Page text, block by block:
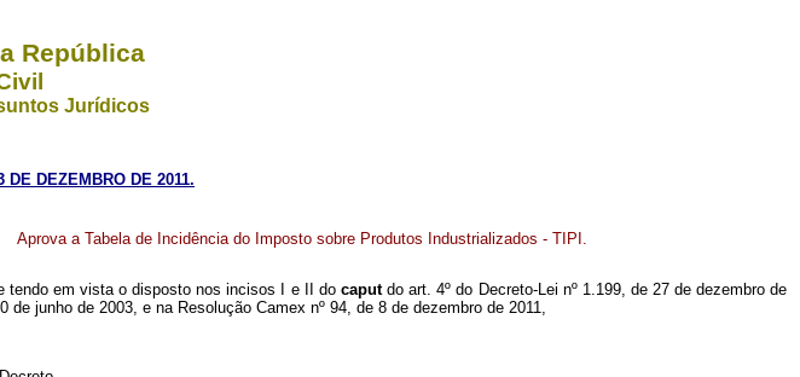
República
Jurídicos
DE DEZEMBRO DE 2011.
Aprova a Tabela de Incidência do Imposto sobre Produtos Industrializados - TIPI.
tendo em vista o disposto nos incisos I e II do caputdo art. 4º do Decreto-Lei nº 1.199, de 27 de dezembro de
de junho de 2003, e na Resolução Camex nº 94, de 8 de dezembro de 2011,